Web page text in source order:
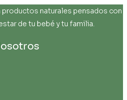
productos naturales pensados con
de tu bebé y tu familia.